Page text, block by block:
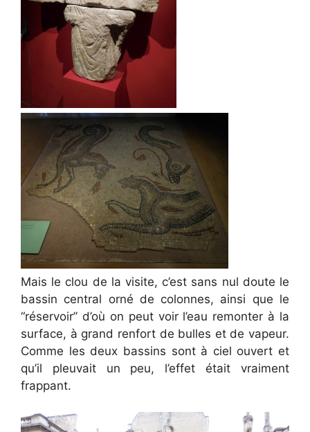
Mais le clou de la visite, c’est sans nul doute le
bassin central orné de colonnes, ainsi que le
“réservoir” d’où on peut voir l’eau remonter à la
surface, à grand renfort de bulles et de vapeur.
Comme les deux bassins sont à ciel ouvert et
qu’il pleuvait un peu, l’effet était vraiment
frappant.